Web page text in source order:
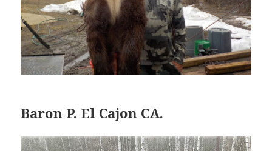
Baron P. El Cajon CA.